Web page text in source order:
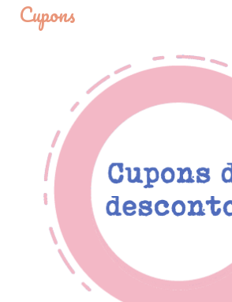
Cupons